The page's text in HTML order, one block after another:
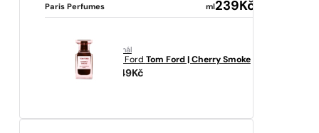
Paris Perfumes ml239Kč
originál
Tom Ford Tom Ford | Cherry Smoke
11949Kč